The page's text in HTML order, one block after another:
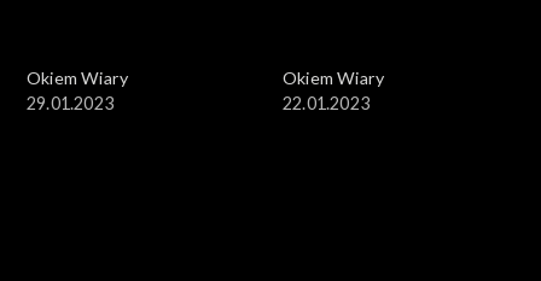
Okiem Wiary
29.01.2023
Okiem Wiary
22.01.2023